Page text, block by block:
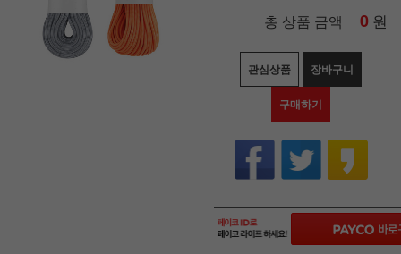
총 상품 금액 0 원
관심상품 장바구니
구매하기